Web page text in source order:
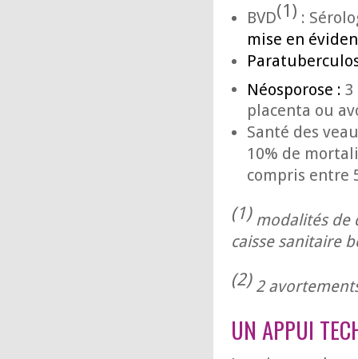
BVD(1) :
mise en
Néosporose : 3
placenta ou
Santé des
10% de
compris entre
(1)modalités de
caisse sanitaire
(2)2
UN APPUI